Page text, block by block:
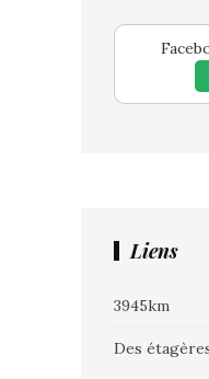
Liens
3945km
Des